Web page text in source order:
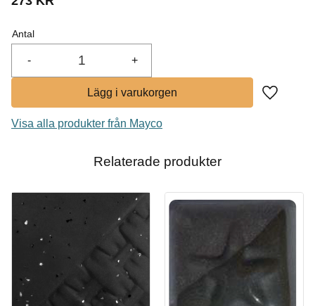
Antal
+
-
Lägg till
Visa alla produkter från Mayco
Relaterade produkter